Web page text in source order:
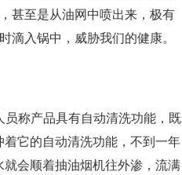
甚至是从油网中喷出来，极有
滴入锅中，威胁我们的健康。
称产品具有自动清洗功能，既
它的自动清洗功能，不到一年
会顺着抽油烟机往外渗，流满